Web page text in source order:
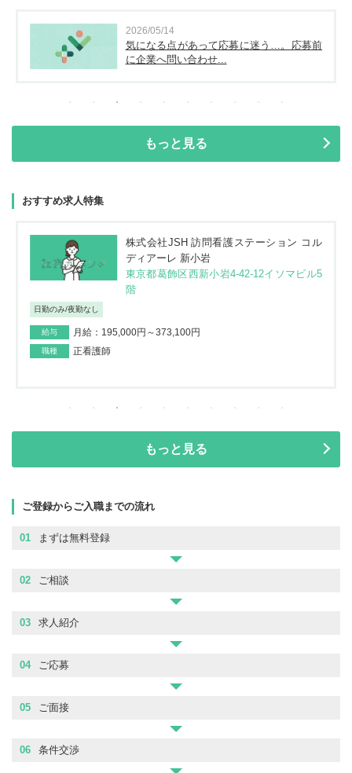
2026/05/14
気になる点があって応募に迷う…。応募前
に企業へ問い合わせ...
もっと見る
おすすめ求人特集
株式会社JSH 訪問看護ステーション コル
ディアーレ 新小岩
東京都葛飾区西新小岩4-42-12イソマビル5
階
日勤のみ/夜勤なし
給与 月給：195,000円～373,100円
職種 正看護師
もっと見る
ご登録からご入職までの流れ
01 まずは無料登録
02 ご相談
03 求人紹介
04 ご応募
05 ご面接
06 条件交渉